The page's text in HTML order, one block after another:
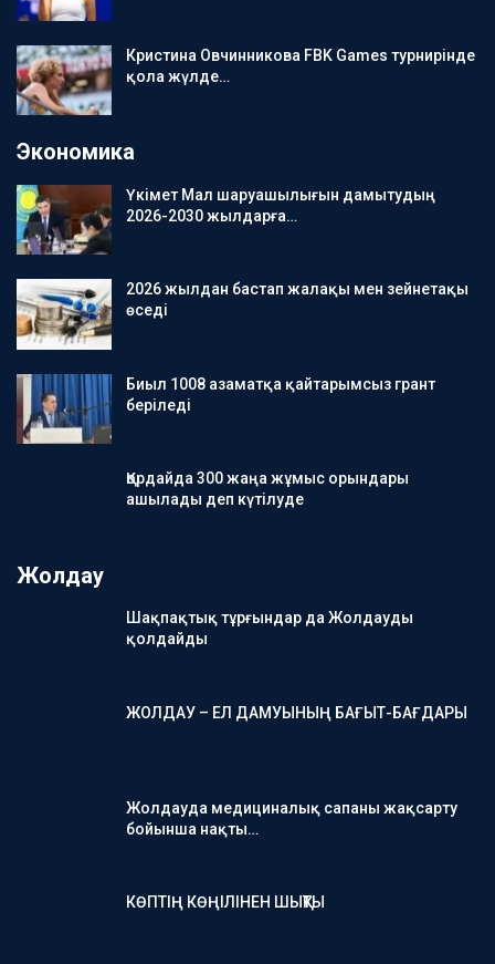
Кристина Овчинникова FBK Games турнирінде
қола жүлде…
Экономика
Үкімет Мал шаруашылығын дамытудың
2026-2030 жылдарға…
2026 жылдан бастап жалақы мен зейнетақы
өседі
Биыл 1008 азаматқа қайтарымсыз грант
беріледі
Қордайда 300 жаңа жұмыс орындары
ашылады деп күтілуде
Жолдау
Шақпақтық тұрғындар да Жолдауды
қолдайды
ЖОЛДАУ – ЕЛ ДАМУЫНЫҢ БАҒЫТ-БАҒДАРЫ
Жолдауда медициналық сапаны жақсарту
бойынша нақты…
КӨПТІҢ КӨҢІЛІНЕН ШЫҚТЫ